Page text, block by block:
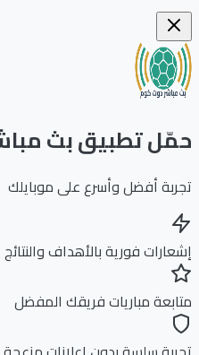
تطبيق بث مباشر
أفضل وأسرع على موبايلك
فورية بالأهداف والنتائج
مباريات فريقك المفضل